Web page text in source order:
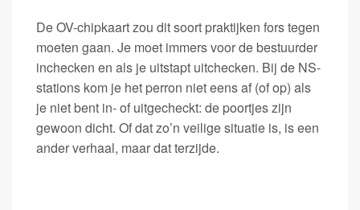
De OV-chipkaart zou dit soort praktijken fors tegen
moeten gaan. Je moet immers voor de bestuurder
inchecken en als je uitstapt uitchecken. Bij de NS-
stations kom je het perron niet eens af (of op) als
je niet bent in- of uitgecheckt: de poortjes zijn
gewoon dicht. Of dat zo’n veilige situatie is, is een
ander verhaal, maar dat terzijde.